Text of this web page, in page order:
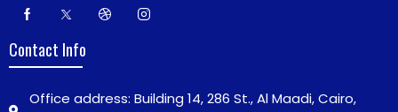
Contact Info
Office address: Building 14, 286 St., Al Maadi, Cairo,